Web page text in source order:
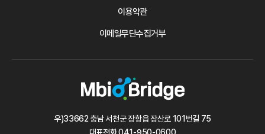
이용약관
이메일무단수집거부
우)33662 충남 서천군 장항읍 장산로 101번길 75
대표전화041-950-0600